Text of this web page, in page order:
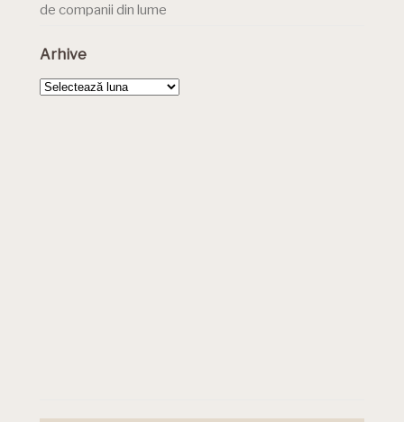
de companii din lume
Arhive
Arhive